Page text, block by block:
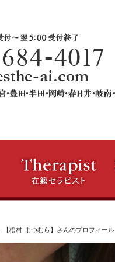
【松村-まつむら】さんのプロフィール